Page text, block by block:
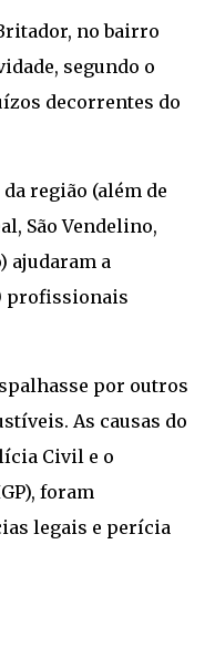
no bairro
segundo o
decorrentes do
região (além de
São Vendelino,
ajudaram a
profissionais
por outros
As causas do
Civil e o
foram
legais e perícia